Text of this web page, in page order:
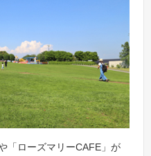
「ローズマリーCAFE」が